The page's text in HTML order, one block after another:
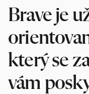
Brave je
který se
vám